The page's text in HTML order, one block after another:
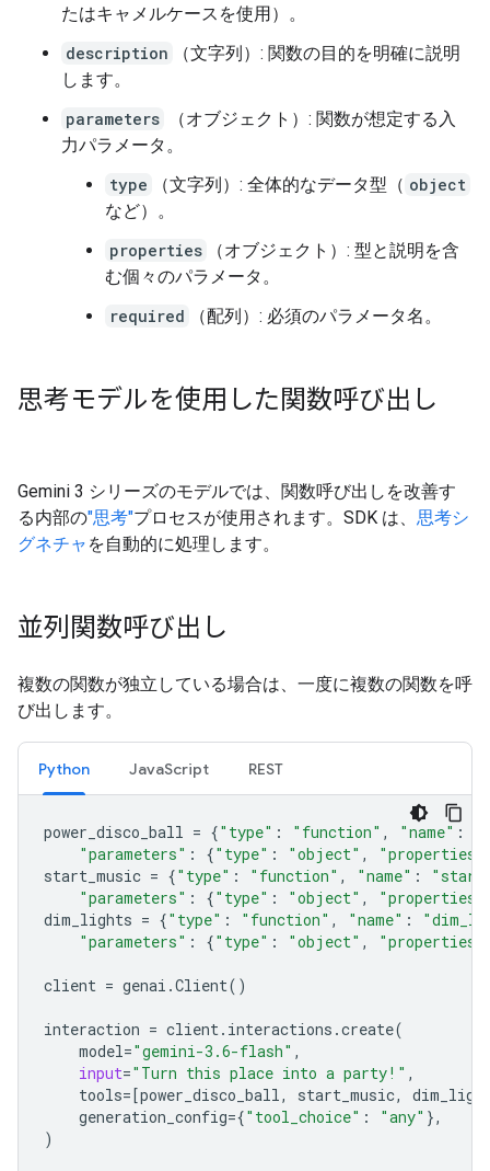
たはキャメルケースを使用）。
description
（文字列）: 関数の目的を明確に説明
します。
parameters
（オブジェクト）: 関数が想定する入
力パラメータ。
type
（文字列）: 全体的なデータ型（ object
など）。
properties
（オブジェクト）: 型と説明を含
む個々のパラメータ。
required
（配列）: 必須のパラメータ名。
思考モデルを使用した関数呼び出し
Gemini 3 シリーズのモデルでは、関数呼び出しを改善す
る内部の"思考"プロセスが使用されます。SDK は、 思考シ
グネチャ を自動的に処理します。
並列関数呼び出し
複数の関数が独立している場合は、一度に複数の関数を呼
び出します。
Python JavaScript REST
power_disco_ball = {"type" : "function" , "name" :
"parameters" : {"type" : "object" , "properties"
start_music = {"type" : "function" , "name" :
"parameters" : {"type" : "object" , "properties"
dim_lights = {"type" : "function" , "name" :
"parameters" : {"type" : "object" , "properties"
client = genai .Client()
interaction = client. interactions .create(
model="gemini-3.6-flash" ,
input="Turn this place into a party!" ,
tools= [power_disco_ball, start_music,
generation_config={"tool_choice" : "any" },
)